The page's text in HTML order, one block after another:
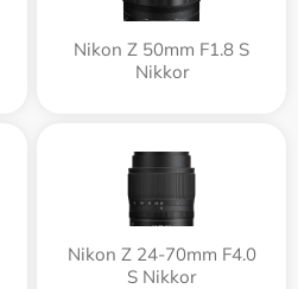
Nikon Z 50mm F1.8 S
Nikkor
Nikon Z 24-70mm F4.0
S Nikkor